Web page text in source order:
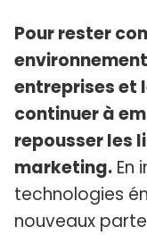
Pour rester
entreprises et
continuer à
repousser les
marketing. En
technologies
nouveaux